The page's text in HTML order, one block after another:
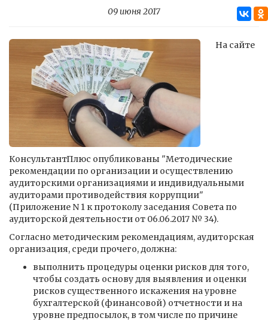
09 июня 2017
На сайте
КонсультантПлюс опубликованы "Методические
рекомендации по организации и осуществлению
аудиторскими организациями и индивидуальными
аудиторами противодействия коррупции"
(Приложение N 1 к протоколу заседания Совета по
аудиторской деятельности от 06.06.2017 № 34).
Согласно методическим рекомендациям, аудиторская
организация, среди прочего, должна:
выполнить процедуры оценки рисков для того,
чтобы создать основу для выявления и оценки
рисков существенного искажения на уровне
бухгалтерской (финансовой) отчетности и на
уровне предпосылок, в том числе по причине